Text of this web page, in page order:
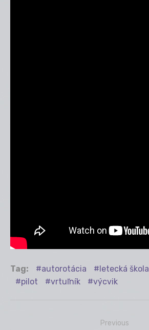
Tag: autorotácia letecká škola
pilot
vrtuľník výcvik
Previous